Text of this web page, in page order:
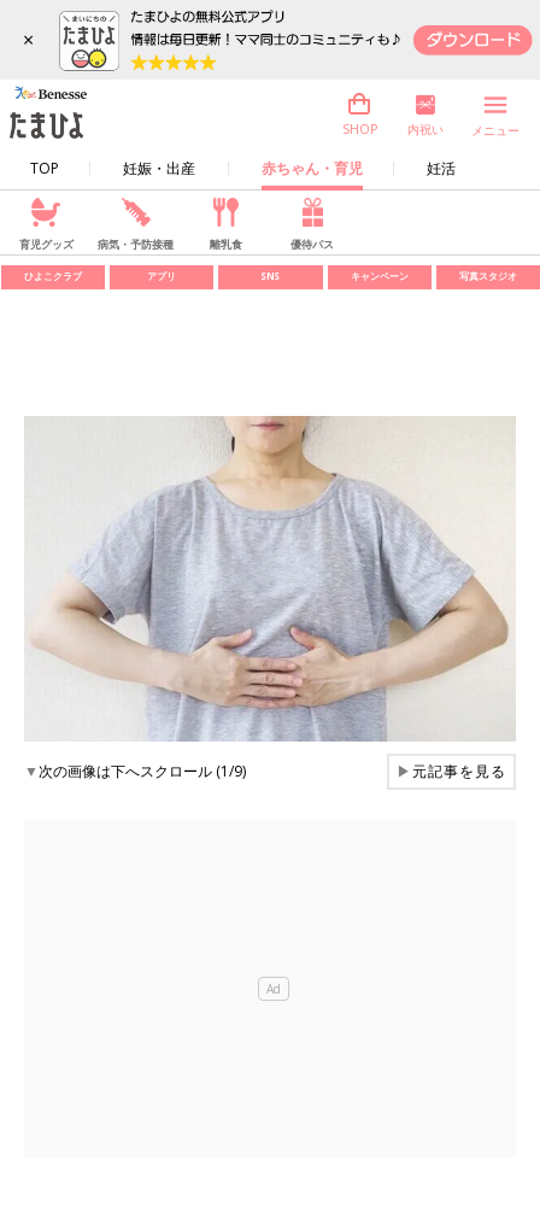
×
TOP 妊娠・出産 赤ちゃん・育児 妊活
SHOP 内祝い メニュー
育児グッズ 病気・予防接種 離乳食 優待パス
ひよこクラブ アプリ SNS キャンペーン 写真スタジオ
▼次の画像は下へスクロール (1/9) ▶元記事を見る